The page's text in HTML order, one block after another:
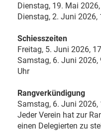
Dienstag, 19. Mai
Dienstag, 2. Juni 2026,
Schiesszeiten
Freitag, 5. Juni 2026,
Samstag, 6. Juni 2026,
Uhr
Rangverkündigung
Samstag, 6. Juni 2026,
Jeder Verein hat zur
einen Delegierten zu